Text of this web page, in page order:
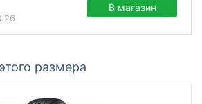
В магазин
размера